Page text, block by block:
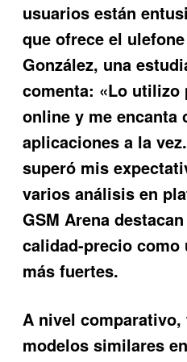
usuarios están
que ofrece el
González, una
comenta: «Lo utilizo
online y me encanta
aplicaciones a la
superó mis
varios análisis en
GSM Arena
calidad-precio como
más fuertes.
A nivel
modelos similares